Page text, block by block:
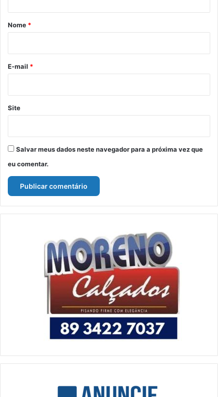
r
*
Nome *
E-mail *
Site
Salvar meus dados neste navegador para a próxima vez que
eu comentar.